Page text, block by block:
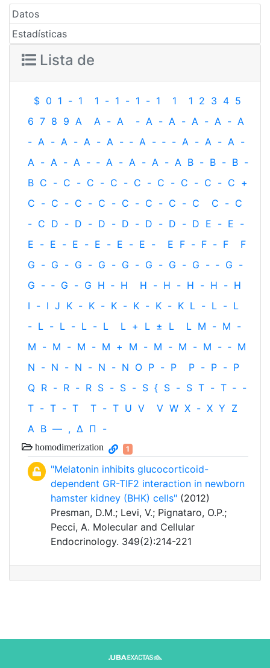
Datos
Estadísticas
Lista de
$ 0 1 - 1 1 - 1 - 1 - 1 1 1 2 3 4 5
6 7 8 9 A A - A - A - A - A - A - A
- A - A - A - A - ‐ A - ‐ - A - A - A -
A - A - A - ‐ A - A - A - A B - B - B -
B C - C - C - C - C - C - C - C - C +
C - C - C - C - C - C - C - C C - C
- C D - D - D - D - D - D - D E - E -
E - E - E - E - E - E - E F - F - F
F
G - G - G - G - G - G - G - G - ‐ G -
G - ‐ G - G H ‐ H H - H - H - H - H
I - I J K - K - K - K - K - K L - L - L
- L - L - L - L L + L ± L L M - M -
M - M - M - M + M - M - M - M - ‐ M
N - N - N - N - N O P - P P - P - P
Q R - R - R S - S - S { S - S T - T ‐ -
T - T - T T - T U V V W X - X Y Z
Α Β — , Δ Π -
homodimerization 1
"Melatonin inhibits glucocorticoid-
dependent GR-TIF2 interaction in newborn
hamster kidney (BHK) cells" (2012)
Presman, D.M.; Levi, V.; Pignataro, O.P.;
Pecci, A. Molecular and Cellular
Endocrinology. 349(2):214-221